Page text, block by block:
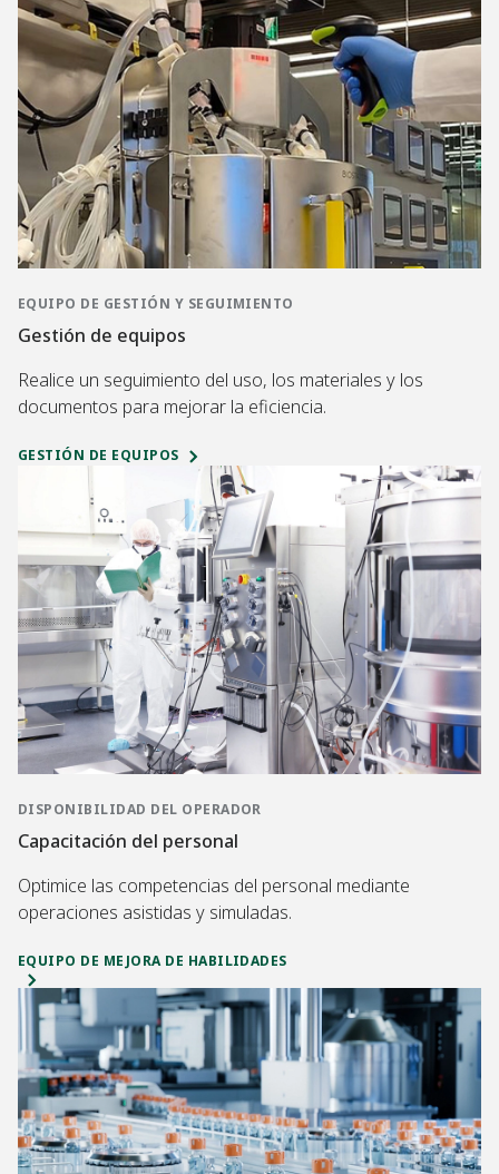
EQUIPO DE GESTIÓN Y SEGUIMIENTO
Gestión de equipos
Realice un seguimiento del uso, los materiales y los
documentos para mejorar la eficiencia.
GESTIÓN DE EQUIPOS
DISPONIBILIDAD DEL OPERADOR
Capacitación del personal
Optimice las competencias del personal mediante
operaciones asistidas y simuladas.
EQUIPO DE MEJORA DE HABILIDADES